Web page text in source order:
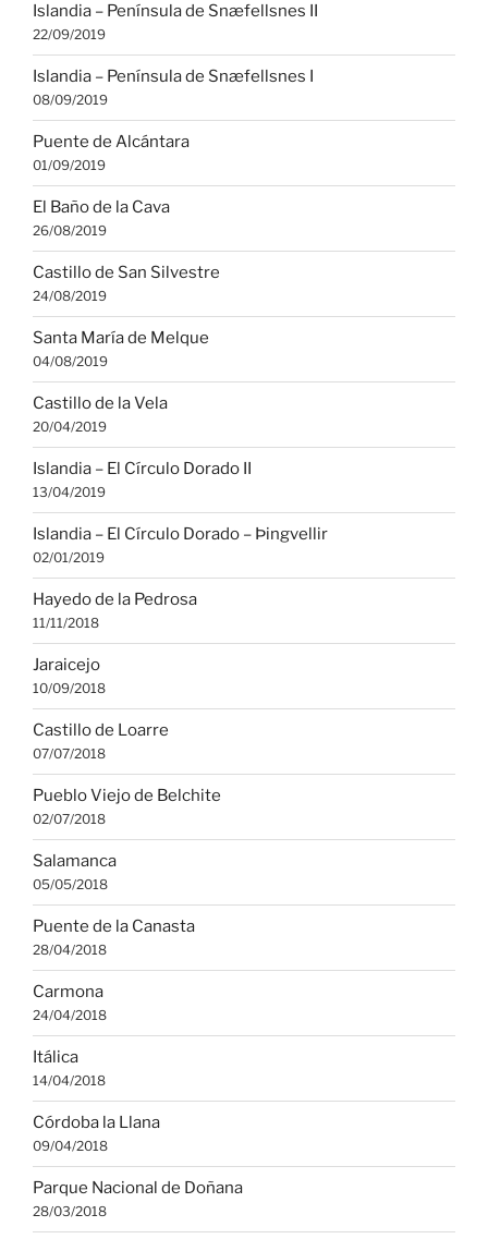
Islandia – Península de Snæfellsnes II
22/09/2019
Islandia – Península de Snæfellsnes I
08/09/2019
Puente de Alcántara
01/09/2019
El Baño de la Cava
26/08/2019
Castillo de San Silvestre
24/08/2019
Santa María de Melque
04/08/2019
Castillo de la Vela
20/04/2019
Islandia – El Círculo Dorado II
13/04/2019
Islandia – El Círculo Dorado – Þingvellir
02/01/2019
Hayedo de la Pedrosa
11/11/2018
Jaraicejo
10/09/2018
Castillo de Loarre
07/07/2018
Pueblo Viejo de Belchite
02/07/2018
Salamanca
05/05/2018
Puente de la Canasta
28/04/2018
Carmona
24/04/2018
Itálica
14/04/2018
Córdoba la Llana
09/04/2018
Parque Nacional de Doñana
28/03/2018